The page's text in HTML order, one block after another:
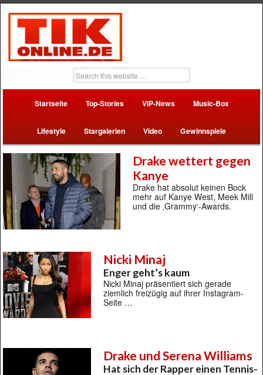
Startseite Top-Stories VIP-News Music-Box
Lifestyle Stargalerien Video Gewinnspiele
Drake wettert gegen
Kanye
Drake hat absolut keinen Bock
mehr auf Kanye West, Meek Mill
und die ‚Grammy‘-Awards.
Nicki Minaj
Enger geht’s kaum
Nicki Minaj präsentiert sich gerade
ziemlich freizügig auf ihrer Instagram-
Seite …
Drake und Serena Williams
Hat sich der Rapper einen Tennis-